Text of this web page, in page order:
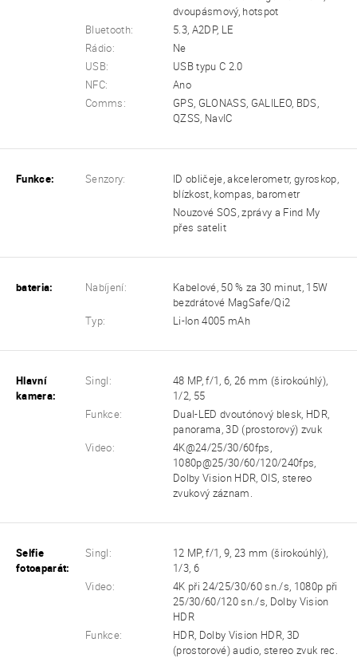
dvoupásmový, hotspot
Bluetooth:
5.3, A2DP, LE
Rádio:
Ne
USB:
USB typu C 2.0
NFC:
Ano
Comms:
GPS, GLONASS, GALILEO, BDS,
QZSS, NavIC
Funkce: Senzory:
ID obličeje, akcelerometr, gyroskop,
blízkost, kompas, barometr
Nouzové SOS, zprávy a Find My
přes satelit
bateria: Nabíjení:
Kabelové, 50 % za 30 minut, 15W
bezdrátové MagSafe/Qi2
Typ:
Li-Ion 4005 mAh
Hlavní
kamera:
Singl:
48 MP, f/1, 6, 26 mm (širokoúhlý),
1/2, 55
Funkce:
Dual-LED dvoutónový blesk, HDR,
panorama, 3D (prostorový) zvuk
Video:
4K@24/25/30/60fps,
1080p@25/30/60/120/240fps,
Dolby Vision HDR, OIS, stereo
zvukový záznam.
Selfie
fotoaparát:
Singl:
12 MP, f/1, 9, 23 mm (širokoúhlý),
1/3, 6
Video:
4K při 24/25/30/60 sn./s, 1080p při
25/30/60/120 sn./s, Dolby Vision
HDR
Funkce:
HDR, Dolby Vision HDR, 3D
(prostorové) audio, stereo zvuk rec.